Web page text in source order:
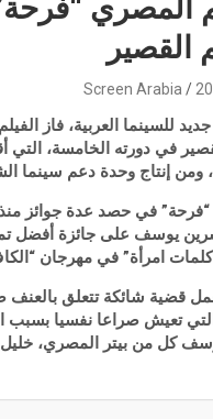
المصري
القصير
Screen Arabia
للسينما العربية، فاز
في دورته الخامسة، التي
ومن إنتاج وحدة دعم سينما
في حصد عدة جوائز منذ
نسرين يوسف على جائزة أفضل
امرأة” في مهرجان
قضية شائكة تتعلق
تعيش صراعا نفسيا بسبب
كل من بيتر المصري، خليل